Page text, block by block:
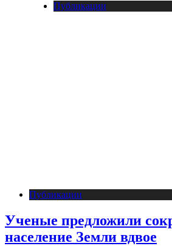
Публикации
Публикации
Ученые предложили
население Земли вдвое